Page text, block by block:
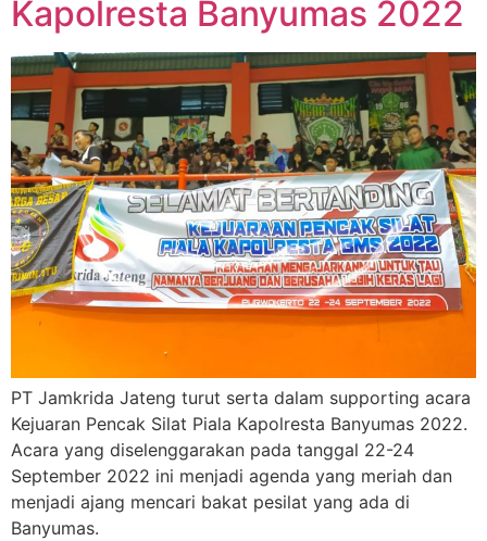
Kapolresta Banyumas 2022
PT Jamkrida Jateng turut serta dalam supporting acara
Kejuaran Pencak Silat Piala Kapolresta Banyumas 2022.
Acara yang diselenggarakan pada tanggal 22-24
September 2022 ini menjadi agenda yang meriah dan
menjadi ajang mencari bakat pesilat yang ada di
Banyumas.